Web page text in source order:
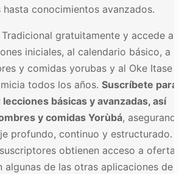
conocimientos avanzados.
gratuitamente y accede a
iniciales, al calendario básico, a
y comidas yorubas y al Oke Itase
todos los años. Suscríbete para
básicas y avanzadas, así
y comidas Yorùbá,
profundo, continuo y estructurado.
obtienen acceso a
algunas de las otras aplicaciones de